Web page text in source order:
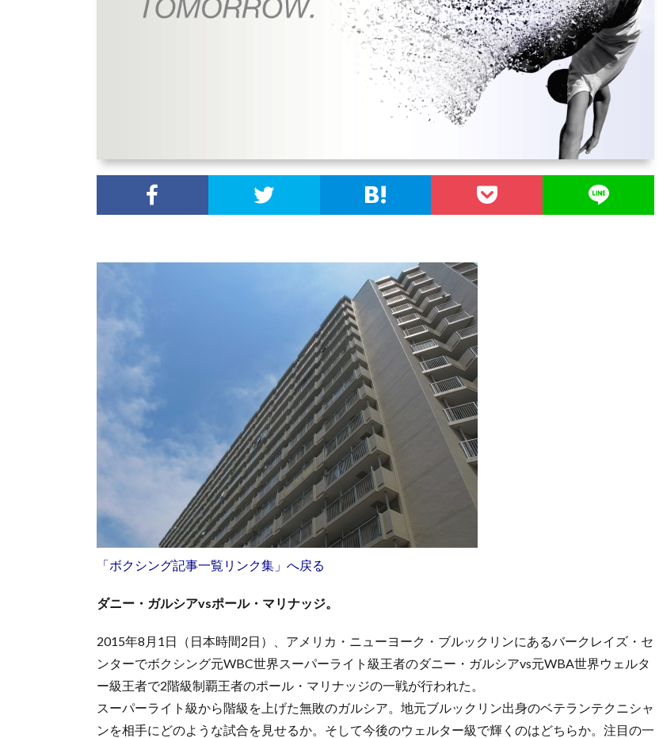
「ボクシング記事一覧リンク集」へ戻る
ダニー・ガルシアvsポール・マリナッジ。
2015年8月1日（日本時間2日）、アメリカ・ニューヨーク・ブルックリンにあるバークレイズ・セ
ンターでボクシング元WBC世界スーパーライト級王者のダニー・ガルシアvs元WBA世界ウェルタ
ー級王者で2階級制覇王者のポール・マリナッジの一戦が行われた。
スーパーライト級から階級を上げた無敗のガルシア。地元ブルックリン出身のベテランテクニシャ
ンを相手にどのような試合を見せるか。そして今後のウェルター級で輝くのはどちらか。注目の一